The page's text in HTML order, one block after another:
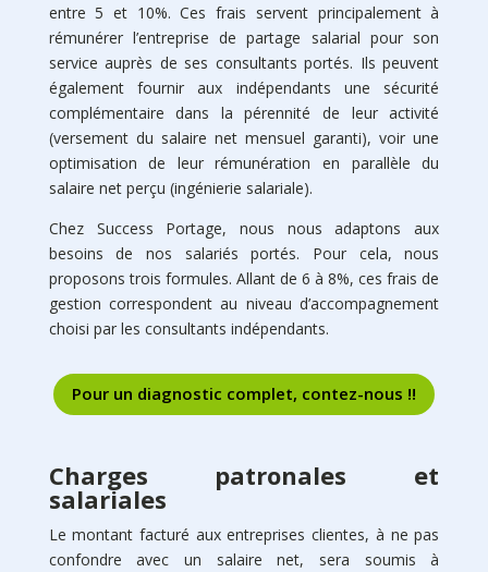
entre 5 et 10%. Ces frais servent principalement à
rémunérer l’entreprise de partage salarial pour son
service auprès de ses consultants portés. Ils peuvent
également fournir aux indépendants une sécurité
complémentaire dans la pérennité de leur activité
(versement du salaire net mensuel garanti), voir une
optimisation de leur rémunération en parallèle du
salaire net perçu (ingénierie salariale).
Chez Success Portage, nous nous adaptons aux
besoins de nos salariés portés. Pour cela, nous
proposons trois formules. Allant de 6 à 8%, ces frais de
gestion correspondent au niveau d’accompagnement
choisi par les consultants indépendants.
Pour un diagnostic complet, contez-nous !!
Charges patronales et
salariales
Le montant facturé aux entreprises clientes, à ne pas
confondre avec un salaire net, sera soumis à